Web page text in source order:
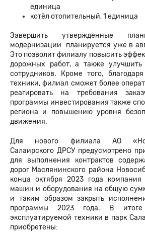
единица
котёл отопительный, 1 единица
Завершить утвержденные
модернизации планируется уже в
Это позволит филиалу повысить
дорожных работ, а также улучшить
сотрудников. Кроме того,
техники, филиал сможет более
реагировать на требования
программы инвестирования также
региона и повышению уровня
движения.
Для нового филиала АО
Салаирского ДРСУ предусмотрено
для выполнения контрактов
дорог Маслянинского района
конца октября 2023 года компания
машин и оборудования на общую
и таким образом закрыть
программы 2023 года. В
эксплуатируемой техники в парк
приобретены: